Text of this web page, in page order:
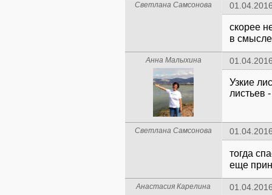
Светлана Самсонова
скорее
в
Анна Малыхина
Узкие
листьев
Светлана Самсонова
тогда
еще
Анастасия Карелина